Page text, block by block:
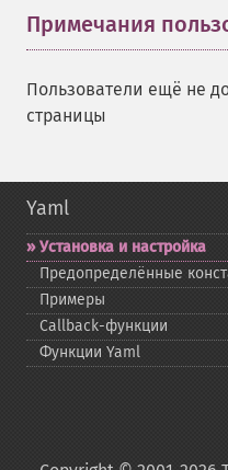
Примечания
Пользователи ещё не
страницы
Yaml
Установка и настройка
Предопределённые
Примеры
Callback-​функции
Функции Yaml